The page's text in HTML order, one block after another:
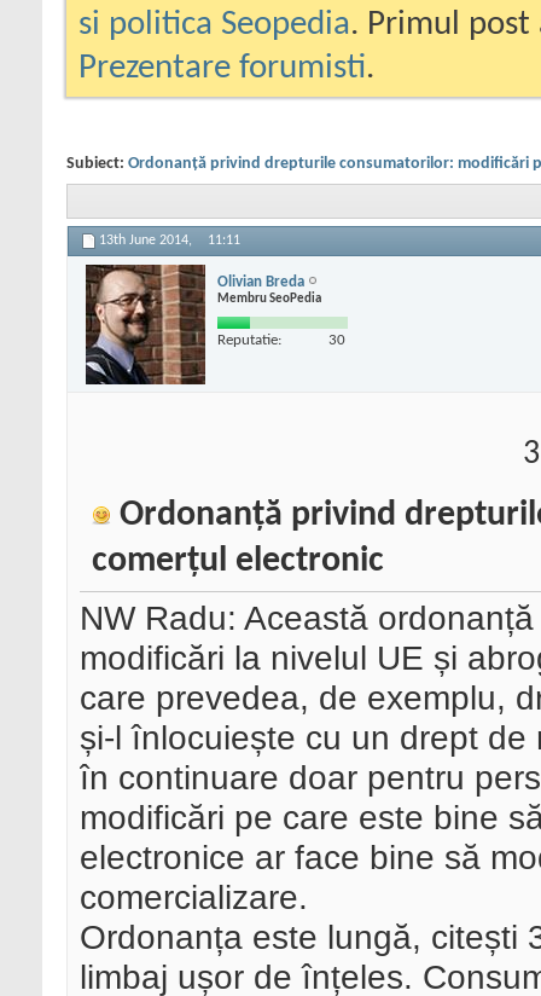
si politica Seopedia. Primul
Prezentare forumisti.
Subiect: Ordonanță privind drepturile consumatorilor: modificări
13th June 2014, 11:11
Olivian Breda
Membru SeoPedia
Reputatie: 30
Ordonanță privind
comerțul electronic
NW Radu: Această
modificări la nivelul UE și
care prevedea, de exemplu,
și-l înlocuiește cu un drept
în continuare doar pentru
modificări pe care este bine
electronice ar face bine să
comercializare.
Ordonanța este lungă, citești
limbaj ușor de înțeles.